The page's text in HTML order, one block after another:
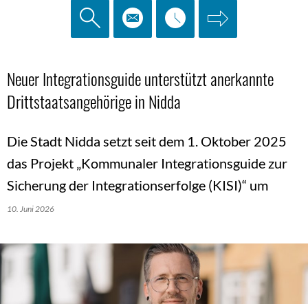
Neuer Integrationsguide unterstützt anerkannte
Drittstaatsangehörige in Nidda
Die Stadt Nidda setzt seit dem 1. Oktober 2025
das Projekt „Kommunaler Integrationsguide zur
Sicherung der Integrationserfolge (KISI)“ um
10. Juni 2026